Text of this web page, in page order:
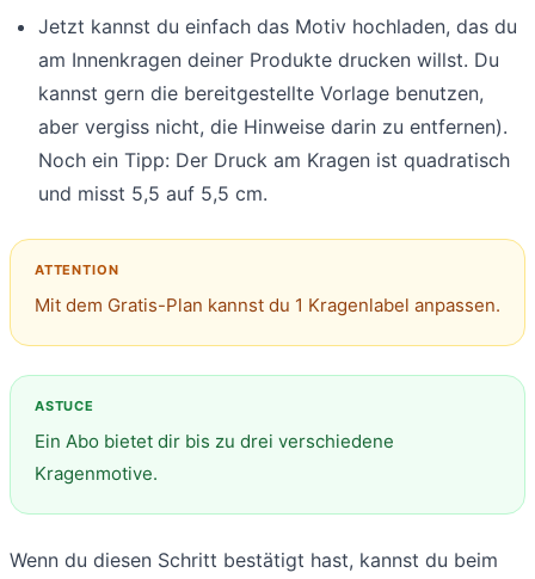
Jetzt kannst du einfach das Motiv hochladen, das du
am Innenkragen deiner Produkte drucken willst. Du
kannst gern die bereitgestellte Vorlage benutzen,
aber vergiss nicht, die Hinweise darin zu entfernen).
Noch ein Tipp: Der Druck am Kragen ist quadratisch
und misst 5,5 auf 5,5 cm.
Mit dem Gratis-Plan kannst du 1 Kragenlabel anpassen.
Ein Abo bietet dir bis zu drei verschiedene
Kragenmotive.
Wenn du diesen Schritt bestätigt hast, kannst du beim